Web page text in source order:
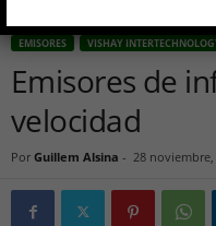
EMISORES VISHAY
Emisores de
velocidad
Por Guillem Alsina - 28 noviembre,